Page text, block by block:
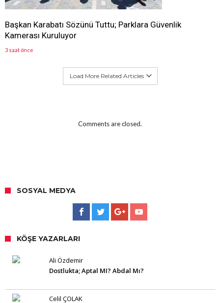
Başkan Karabatı Sözünü Tuttu; Parklara Güvenlik
Kamerası Kuruluyor
3 saat önce
Load More Related Articles
Comments are closed.
SOSYAL MEDYA
KÖŞE YAZARLARI
Ali Özdemir
Dostlukta; Aptal MI? Abdal Mı?
Celil ÇOLAK